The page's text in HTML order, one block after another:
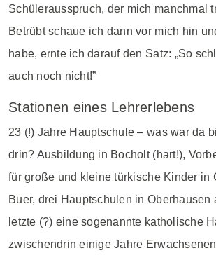
Schülerausspruch, der mich manchmal
Betrübt schaue ich dann vor mich hin
habe, ernte ich darauf den Satz: „So
auch noch nicht!”
Stationen eines Lehrerlebens
23 (!) Jahre Hauptschule – was war da
drin? Ausbildung in Bocholt (hart!),
für große und kleine türkische Kinder in
Buer, drei Hauptschulen in Oberhausen
letzte (?) eine sogenannte katholische
zwischendrin einige Jahre